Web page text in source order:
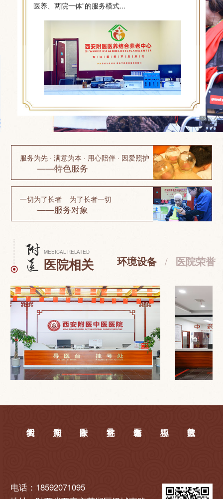
医养、两院一体”的服务模式...
服务为先 · 满意为本 · 用心陪伴 · 因爱照护
——特色服务
一切为了长者 为了长者一切
——服务对象
MEEICAL RELATED
医院相关 环境设备 / 医院荣誉
电话：18592071095